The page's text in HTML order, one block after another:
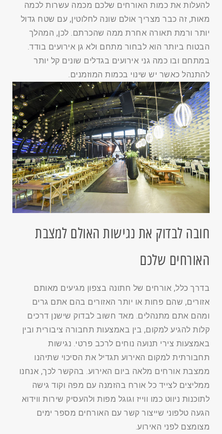
להעלות את כמות האורחים שלכם מכמה עשרות לכמה
מאות, זה כבר מצריך אולם שונה לחלוטין, עם שטח גדול
יותר ורמת תאורה אחרת ממה שהכרתם. לכן, המהלך
הבטוח ביותר הוא לבחור מתחם ולא גן אירועים בודד.
במתחם ובו כמה גני אירועים בגדלים שונים קל יותר
להתנהל כאשר יש שינוי בכמות המוזמנים.
חובה לבדוק את נגישות האולם למצבת
האורחים שלכם
בדרך כלל, אורחים של חתונה בצפון מגיעים מאותם
אזורים, שהם פחות או יותר האזורים בהם אתם גרים
ומהם אתם מתנהלים. מאד חשוב לבדוק שישנן דרכים
קלות להגיע למקום, בין באמצעות תחבורה ציבורית ובין
באמצעות צירי תנועה נוחים לרכב פרטי. נגישות
תחבורתית למקום האירוע תגדיל את הסיכוי שתיהנו
ממצבת אורחים מלאה ביום האירוע. בהקשר לכך, אנחנו
ממליצים לצייד כל אורח בהזמנה עם מפה וקוד גישה
לתוכנות ניווט כמו ווייז וגוגל מפות ולהעסיק שירות ווידוא
הגעה טלפוני שייצור קשר עם האורחים מספר ימים
מצומצם לפני האירוע.